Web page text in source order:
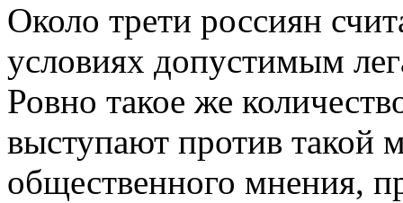
Около трети россиян
условиях допустимым
Ровно такое же
выступают против такой
общественного мнения,